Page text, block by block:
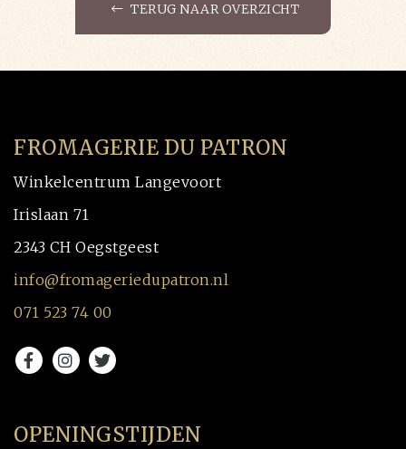
TERUG NAAR OVERZICHT
FROMAGERIE DU PATRON
Winkelcentrum Langevoort
Irislaan 71
2343 CH Oegstgeest
info@fromageriedupatron.nl
071 523 74 00
OPENINGSTIJDEN